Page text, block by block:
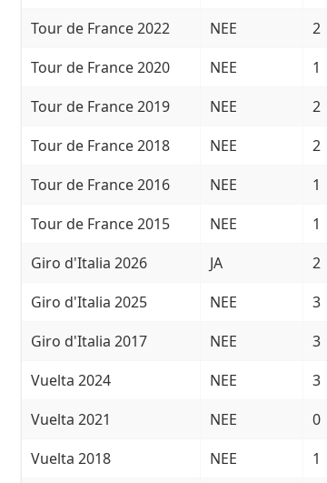
Tour de France 2022
NEE 2
Tour de France 2020
NEE 1
Tour de France 2019
NEE 2
Tour de France 2018
NEE 2
Tour de France 2016
NEE 1
Tour de France 2015
NEE 1
Giro d'Italia 2026
JA 2
Giro d'Italia 2025
NEE 3
Giro d'Italia 2017
NEE 3
Vuelta 2024
NEE 3
Vuelta 2021
NEE 0
Vuelta 2018
NEE 1